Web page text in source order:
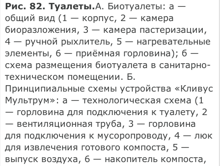
Рис. 82. Туалеты.А. Биотуалеты: а —
общий вид (1 — корпус, 2 — камера
биоразложения, 3 — камера пастеризации,
4 — ручной рыхлитель, 5 — нагревательные
элементы, 6 — приёмная горловина); б —
схема размещения биотуалета в санитарно-
техническом помещении. Б.
Принципиальные схемы устройства «Кливус
Мультрум»: а — технологическая схема (1
— горловина для подключения к туалету, 2
— вентиляционная труба, 3 — горловина
для подключения к мусоропроводу, 4 — люк
для извлечения готового компоста, 5 —
выпуск воздуха, 6 — накопитель компоста,